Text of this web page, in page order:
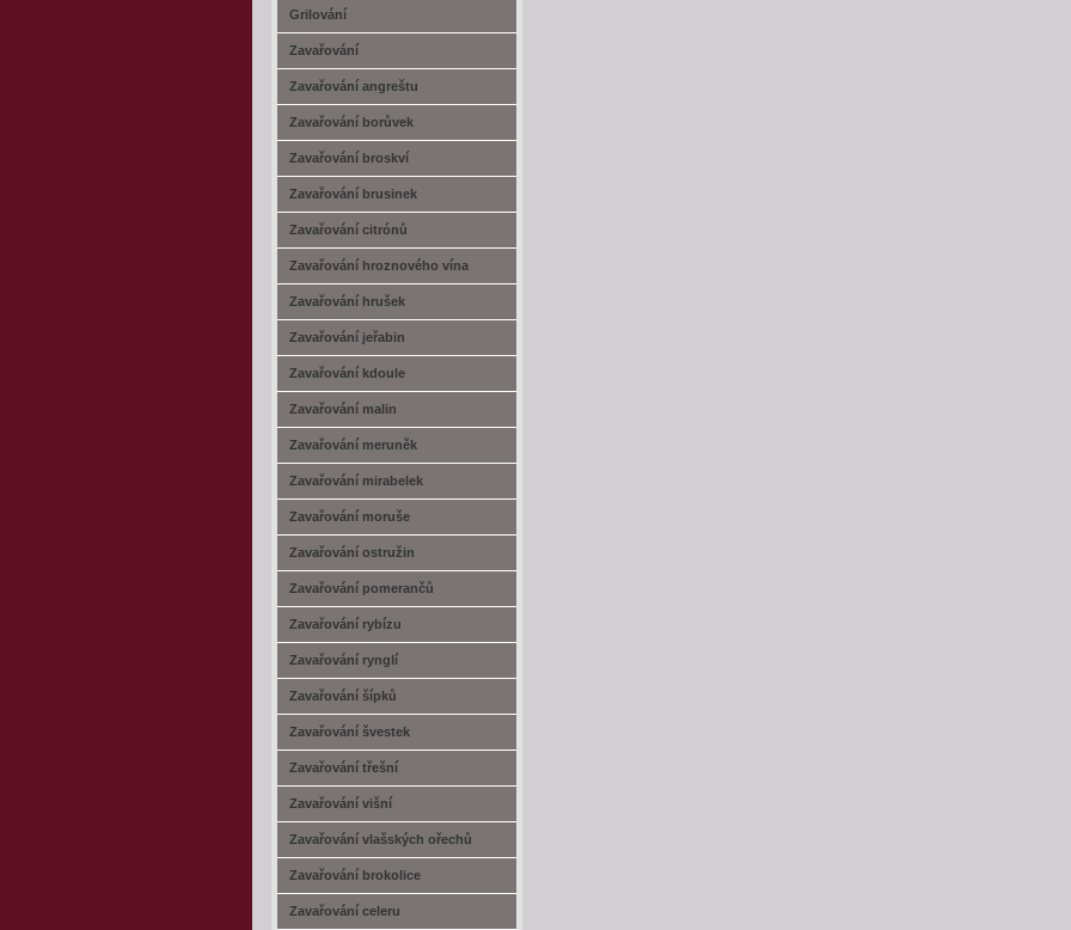
Grilování
Zavařování
Zavařování angreštu
Zavařování borůvek
Zavařování broskví
Zavařování brusinek
Zavařování citrónů
Zavařování hroznového vína
Zavařování hrušek
Zavařování jeřabin
Zavařování kdoule
Zavařování malin
Zavařování meruněk
Zavařování mirabelek
Zavařování moruše
Zavařování ostružin
Zavařování pomerančů
Zavařování rybízu
Zavařování rynglí
Zavařování šípků
Zavařování švestek
Zavařování třešní
Zavařování višní
Zavařování vlašských ořechů
Zavařování brokolice
Zavařování celeru